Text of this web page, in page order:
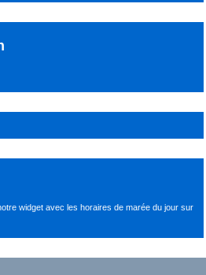
widget avec les horaires de marée du joursur